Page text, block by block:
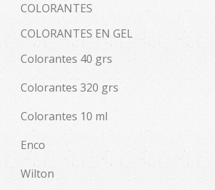
COLORANTES
COLORANTES EN GEL
Colorantes 40 grs
Colorantes 320 grs
Colorantes 10 ml
Enco
Wilton